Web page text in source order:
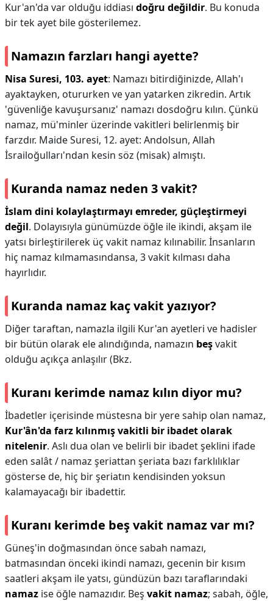
Kur'an'da var olduğu iddiası doğru değildir. Bu konuda
bir tek ayet bile gösterilemez.
Namazın farzları hangi ayette?
Nisa Suresi, 103. ayet: Namazı bitirdiğinizde, Allah'ı
ayaktayken, otururken ve yan yatarken zikredin. Artık
'güvenliğe kavuşursanız' namazı dosdoğru kılın. Çünkü
namaz, mü'minler üzerinde vakitleri belirlenmiş bir
farzdır. Maide Suresi, 12. ayet: Andolsun, Allah
İsrailoğulları'ndan kesin söz (misak) almıştı.
Kuranda namaz neden 3 vakit?
İslam dini kolaylaştırmayı emreder, güçleştirmeyi
değil. Dolayısıyla günümüzde öğle ile ikindi, akşam ile
yatsı birleştirilerek üç vakit namaz kılınabilir. İnsanların
hiç namaz kılmamasındansa, 3 vakit kılması daha
hayırlıdır.
Kuranda namaz kaç vakit yazıyor?
Diğer taraftan, namazla ilgili Kur'an ayetleri ve hadisler
bir bütün olarak ele alındığında, namazın beşvakit
olduğu açıkça anlaşılır (Bkz.
Kuranı kerimde namaz kılın diyor mu?
İbadetler içerisinde müstesna bir yere sahip olan namaz,
Kur'ân'da farz kılınmış vakitli bir ibadet olarak
nitelenir. Aslı dua olan ve belirli bir ibadet şeklini ifade
eden salât / namaz şeriattan şeriata bazı farklılıklar
gösterse de, hiç bir şeriatın kendisinden yoksun
kalamayacağı bir ibadettir.
Kuranı kerimde beş vakit namaz var mı?
Güneş'in doğmasından önce sabah namazı,
batmasından önceki ikindi namazı, gecenin bir kısım
saatleri akşam ile yatsı, gündüzün bazı taraflarındaki
namaz ise öğle namazıdır. Beş vakit namaz; sabah, öğle,